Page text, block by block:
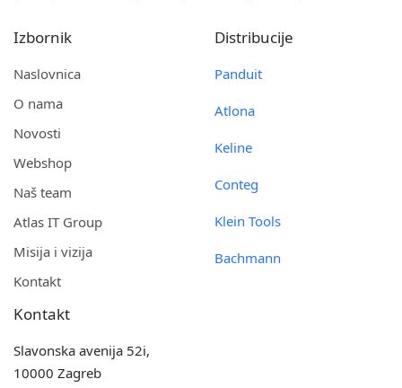
Izbornik
Naslovnica
O nama
Novosti
Webshop
Naš team
Atlas IT Group
Misija i vizija
Kontakt
Distribucije
Panduit
Atlona
Keline
Conteg
Klein Tools
Bachmann
Kontakt
Slavonska avenija 52i,
10000 Zagreb